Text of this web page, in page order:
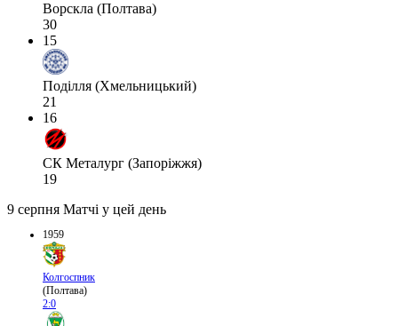
Ворскла (Полтава)
30
15
Поділля (Хмельницький)
21
16
СК Металург (Запоріжжя)
19
9 серпня Матчі у цей день
1959
Колгоспник
(Полтава)
2:0